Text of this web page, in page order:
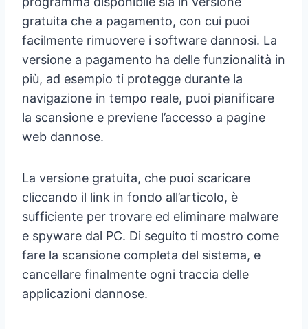
gratuita che a pagamento, con cui puoi
facilmente rimuovere i software dannosi. La
versione a pagamento ha delle funzionalità in
più, ad esempio ti protegge durante la
navigazione in tempo reale, puoi pianificare
la scansione e previene l’accesso a pagine
web dannose.
La versione gratuita, che puoi scaricare
cliccando il link in fondo all’articolo, è
sufficiente per trovare ed eliminare malware
e spyware dal PC. Di seguito ti mostro come
fare la scansione completa del sistema, e
cancellare finalmente ogni traccia delle
applicazioni dannose.